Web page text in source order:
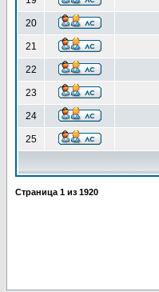
20
21
22
23
24
25
Страница 1 из 1920